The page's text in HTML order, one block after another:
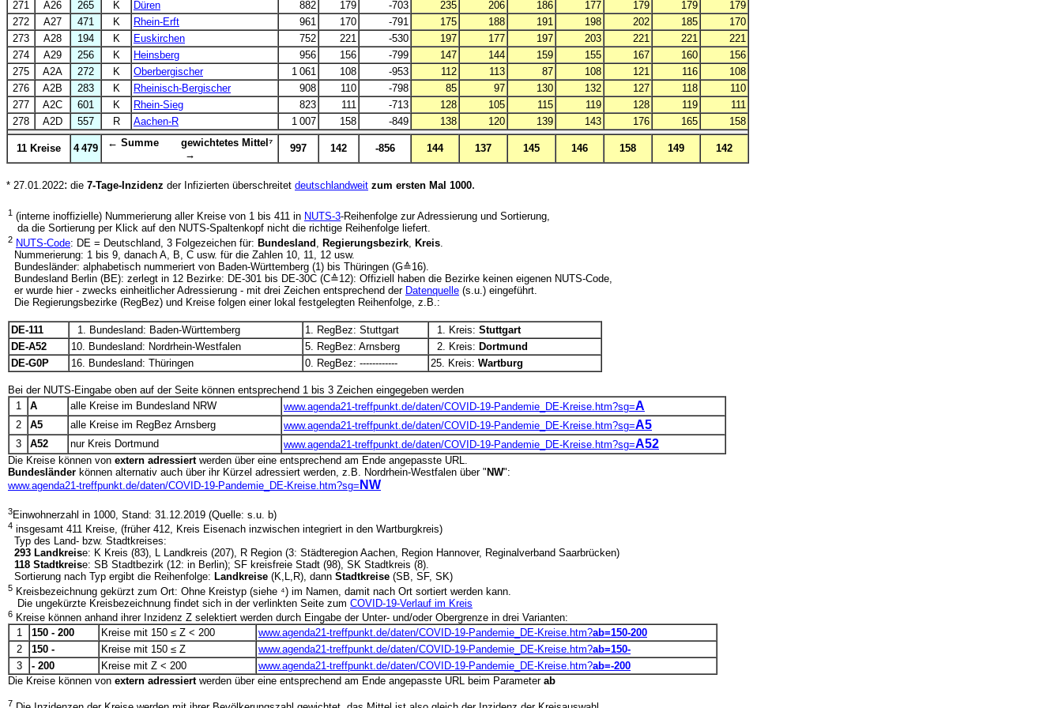
271
A26 265 K Düren 882 179 -703 235 206 186 177 179 179
179
272
A27 471 K Rhein-Erft 961 170 -791 175 188 191 198 202 185
170
273
A28 194 K Euskirchen 752 221 -530 197 177 197 203 221 221
221
274
A29 256 K Heinsberg 956 156 -799 147 144 159 155 167 160
156
275
A2A 272 K Oberbergischer 1 061 108 -953 112 113 87 108 121 116
108
276
A2B 283 K Rheinisch-Bergischer 908 110 -798 85 97 130 132 127 118
110
277
A2C 601 K Rhein-Sieg 823 111 -713 128 105 115 119 128 119
111
278
A2D 557 R Aachen-R 1 007 158 -849 138 120 139 143 176 165 158
11 Kreise 4 479
← Summe gewichtetes Mittel⁷
→
997 142 -856 144 137 145 146 158 149 142
* 27.01.2022: die 7-Tage-Inzidenz der Infizierten überschreitet deutschlandweit zum ersten Mal 1000.
1 (interne inoffizielle) Nummerierung aller Kreise von 1 bis 411 in NUTS-3-Reihenfolge zur Adressierung und Sortierung,
da die Sortierung per Klick auf den NUTS-Spaltenkopf nicht die richtige Reihenfolge liefert.
2 NUTS-Code: DE = Deutschland, 3 Folgezeichen für: Bundesland Regierungsbezirk Kreis
Nummerierung: 1 bis 9, danach A, B, C usw. für die Zahlen 10, 11, 12 usw.
Bundesländer: alphabetisch nummeriert von Baden-Württemberg (1) bis Thüringen (G≙16).
Bundesland Berlin (BE): zerlegt in 12 Bezirke: DE-301 bis DE-30C (C≙12): Offiziell haben die Bezirke keinen eigenen NUTS-Code,
er wurde hier - zwecks einheitlicher Adressierung - mit drei Zeichen entsprechend der Datenquelle (s.u.) eingeführt.
Die Regierungsbezirke (RegBez) und Kreise folgen einer lokal festgelegten Reihenfolge, z.B.:
DE-111 1. Bundesland: Baden-Württemberg 1. RegBez: Stuttgart 1. Kreis: Stuttgart
DE-A52
10. Bundesland: Nordrhein-Westfalen 5. RegBez: Arnsberg 2. Kreis: Dortmund
DE-G0P
16. Bundesland: Thüringen 0. RegBez: ------------ 25. Kreis: Wartburg
Bei der NUTS-Eingabe oben auf der Seite können entsprechend 1 bis 3 Zeichen eingegeben werden
1
A alle Kreise im Bundesland NRW www.agenda21-treffpunkt.de/daten/COVID-19-Pandemie_DE-Kreise.htm?sg=A
2 A5 alle Kreise im RegBez Arnsberg www.agenda21-treffpunkt.de/daten/COVID-19-Pandemie_DE-Kreise.htm?sg=A5
3 A52 nur Kreis Dortmund www.agenda21-treffpunkt.de/daten/COVID-19-Pandemie_DE-Kreise.htm?sg=A52
Die Kreise können von extern adressiertwerden über eine entsprechend am Ende angepasste URL.
Bundesländer können alternativ auch über ihr Kürzel adressiert werden, z.B. Nordrhein-Westfalen über "NW":
www.agenda21-treffpunkt.de/daten/COVID-19-Pandemie_DE-Kreise.htm?sg= NW
3Einwohnerzahl in 1000, Stand: 31.12.2019 (Quelle: s.u. b)
4 insgesamt 411 Kreise, (früher 412, Kreis Eisenach inzwischen integriert in den Wartburgkreis)
Typ des Land- bzw. Stadtkreises:
293 Landkreise: K Kreis (83), L Landkreis (207), R Region (3: Städteregion Aachen, Region Hannover, Reginalverband Saarbrücken)
118 Stadtkreise: SB Stadtbezirk (12: in Berlin); SF kreisfreie Stadt (98), SK Stadtkreis (8).
Sortierung nach Typ ergibt die Reihenfolge: Landkreise (K,L,R), dann Stadtkreise (SB, SF, SK)
5 Kreisbezeichnung gekürzt zum Ort: Ohne Kreistyp (siehe ⁴) im Namen, damit nach Ort sortiert werden kann.
Die ungekürzte Kreisbezeichnung findet sich in der verlinkten Seite zum COVID-19-Verlauf im Kreis
6 Kreise können anhand ihrer Inzidenz Z selektiert werden durch Eingabe der Unter- und/oder Obergrenze in drei Varianten:
1
150 - 200 Kreise mit 150 ≤ Z < 200 www.agenda21-treffpunkt.de/daten/COVID-19-Pandemie_DE-Kreise.htm?ab=150-200
2
150 - Kreise mit 150 ≤ Z www.agenda21-treffpunkt.de/daten/COVID-19-Pandemie_DE-Kreise.htm?ab=150-
3
- 200 Kreise mit Z < 200 www.agenda21-treffpunkt.de/daten/COVID-19-Pandemie_DE-Kreise.htm?ab=-200
Die Kreise können von extern adressiertwerden über eine entsprechend am Ende angepasste URL beim Parameter ab
7